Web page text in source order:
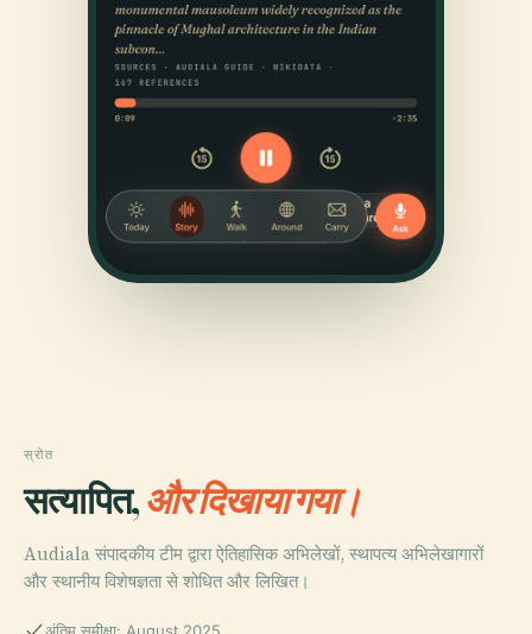
स्रोत
सत्यापित,और दिखाया गया।
Audiala संपादकीय टीम द्वारा ऐतिहासिक अभिलेखों, स्थापत्य अभिलेखागारों
और स्थानीय विशेषज्ञता से शोधित और लिखित।
अंतिम समीक्षा: August 2025